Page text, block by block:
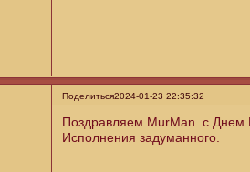
Поделиться2024-01-23 22:35:32
Поздравляем MurMan с Днем
Исполнения задуманного.